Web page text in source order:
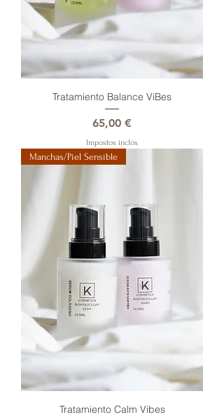
Tratamiento Balance ViBes
Preu
65,00 €
Impostos inclòs
Manchas/Piel Sensible
Tratamiento Calm Vibes